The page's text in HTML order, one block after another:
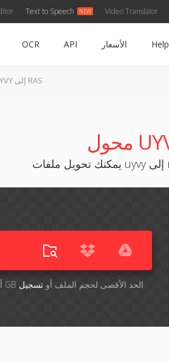
Text to Speech Video Translator
OCR API الأسعار Help
UYVY إلى RAS
أسقِط الملفات هنا. 1 GB الحد الأقصى لحجم الملف أوتسجيل